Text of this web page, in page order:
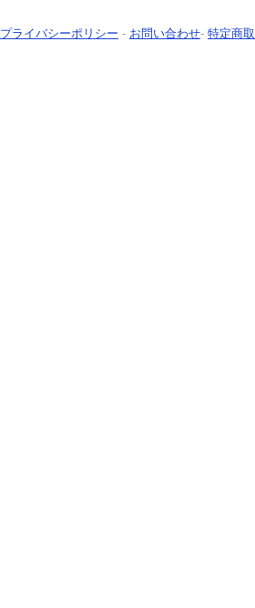
プライバシーポリシー - お問い合わせ- 特定商